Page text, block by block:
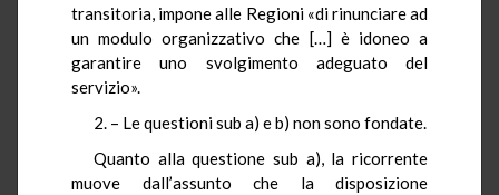
transitoria, impone alle Regioni «di rinunciare ad
un modulo organizzativo che […] è idoneo a
garantire uno svolgimento adeguato del
servizio».
2. – Le questioni sub a) e b) non sono fondate.
Quanto alla questione sub a), la ricorrente
muove dall’assunto che la disposizione